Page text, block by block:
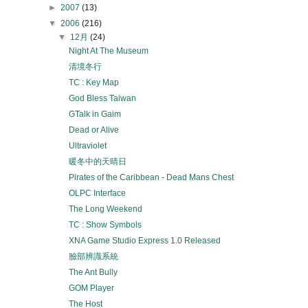
► 2007 (13)
▼ 2006 (216)
▼ 12月(24)
Night At The Museum
清境冬行
TC : Key Map
God Bless Taiwan
GTalk in Gaim
Dead or Alive
Ultraviolet
暖冬中的天晴日
Pirates of the Caribbean - Dead Mans Chest
OLPC Interface
The Long Weekend
TC : Show Symbols
XNA Game Studio Express 1.0 Released
臉部辨識系統
The Ant Bully
GOM Player
The Host